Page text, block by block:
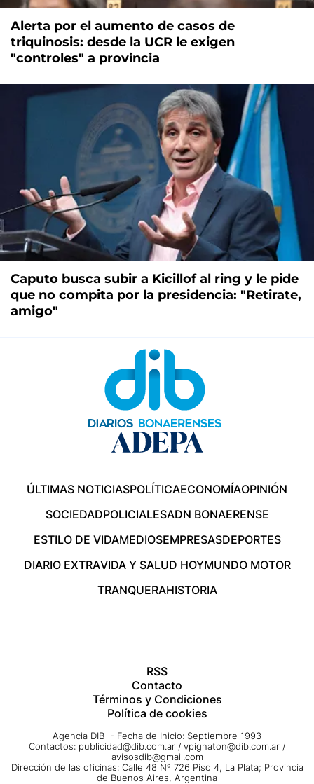
Alerta por el aumento de casos de
triquinosis: desde la UCR le exigen
"controles" a provincia
Caputo busca subir a Kicillof al ring y le pide
que no compita por la presidencia: "Retirate,
amigo"
ÚLTIMAS NOTICIASPOLÍTICAECONOMÍAOPINIÓN
SOCIEDADPOLICIALESADN BONAERENSE
ESTILO DE VIDAMEDIOSEMPRESASDEPORTES
DIARIO EXTRAVIDA Y SALUD HOYMUNDO MOTOR
TRANQUERAHISTORIA
RSS
Contacto
Términos y Condiciones
Política de cookies
Agencia DIB - Fecha de Inicio: Septiembre 1993
Contactos: publicidad@dib.com.ar / vpignaton@dib.com.ar /
avisosdib@gmail.com
Dirección de las oficinas: Calle 48 Nº 726 Piso 4, La Plata; Provincia
de Buenos Aires, Argentina